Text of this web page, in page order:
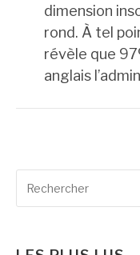
dimension
rond. À tel
révèle que
anglais